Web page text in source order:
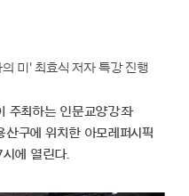
미' 최효식 저자 특강 진행
주최하는 인문교양강좌
구에 위치한 아모레퍼시픽
에 열린다.